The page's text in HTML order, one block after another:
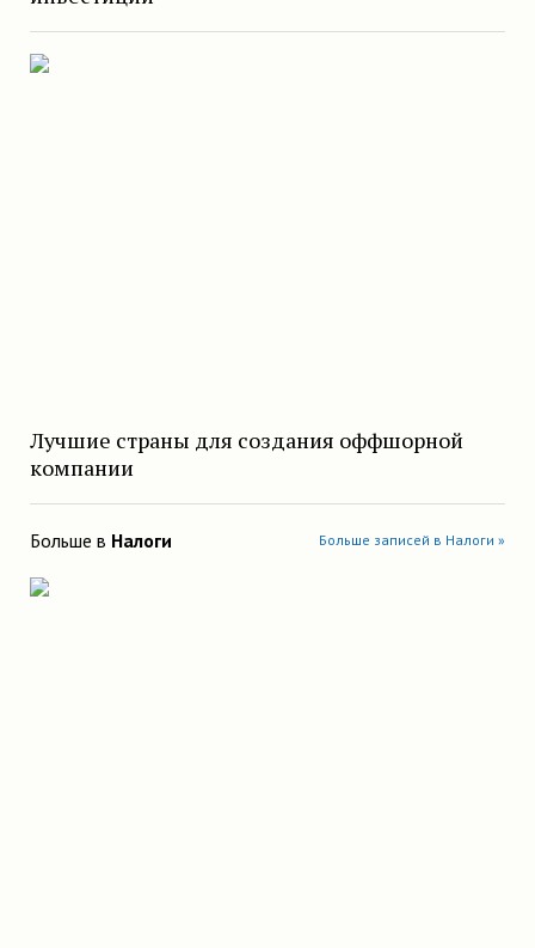
Лучшие страны для создания оффшорной
компании
Больше в Налоги Больше записей в Налоги »